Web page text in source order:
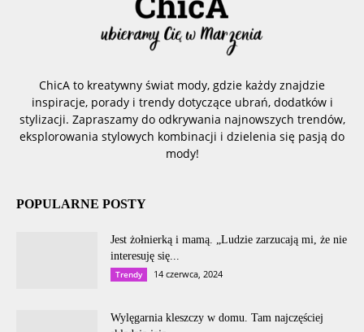
ChicA to kreatywny świat mody, gdzie każdy znajdzie
inspiracje, porady i trendy dotyczące ubrań, dodatków i
stylizacji. Zapraszamy do odkrywania najnowszych trendów,
eksplorowania stylowych kombinacji i dzielenia się pasją do
mody!
POPULARNE POSTY
Jest żołnierką i mamą. „Ludzie zarzucają mi, że nie
interesuję się...
Trendy 14 czerwca, 2024
Wylęgarnia kleszczy w domu. Tam najczęściej